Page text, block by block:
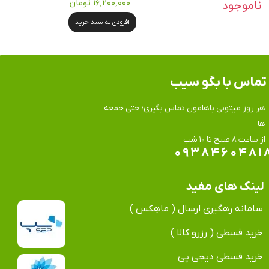
ناموجود ۱۶,۲۰۰,۰۰۰ تومان
افزودن به سبد خرید
هر روز میتونی باهامون تماس بگیری؛ حتی جمعه
ها
​​​​​​​از ساعت ۸ صبح تا ۱۰ شب
تماس​​​​​​​ با بگو سیب
لینک های مفید
سامانه رهگیری ارسال ( ماهِکس )
خرید قسطی ( رزرو کالا )
خرید قسطی دیجی پی